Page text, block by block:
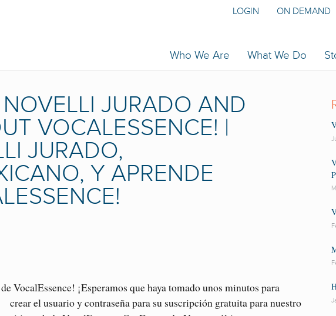
Who We Are What We Do
LOGIN ON DEMAND
JURADO AND
VOCALESSENCE! |
JURADO,
Y APRENDE
VocalEssence! ¡Esperamos que haya tomado unos minutos para
crear el usuario y contraseña para su suscripción gratuita para nuestro